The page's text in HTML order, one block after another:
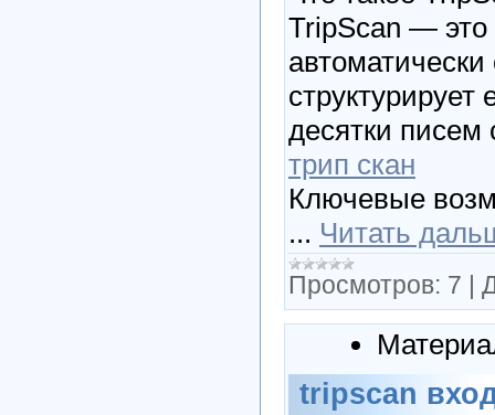
TripScan — это
десятки
трип скан
Ключевые
... Читать
Просмотров: 7 |
tripscan